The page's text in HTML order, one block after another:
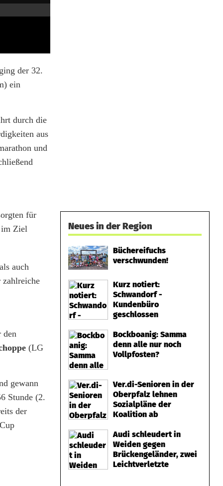
der 32.
ein
durch die
aus
und
für
im Ziel
auch
zahlreiche
den
(LG
gewann
Stunde (2.
der
Neues in der Region
Büchereifuchs
verschwunden!
Kurz notiert:
Schwandorf -
Kundenbüro
geschlossen
Bockboanig: Samma
denn alle nur noch
Vollpfosten?
Ver.di-Senioren in der
Oberpfalz lehnen
Sozialpläne der
Koalition ab
Audi schleudert in
Weiden gegen
Brückengeländer, zwei
Leichtverletzte